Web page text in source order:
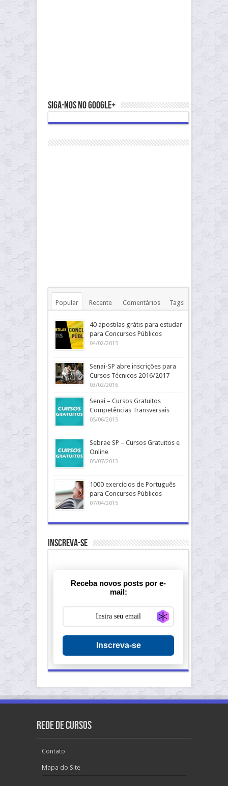
Siga-nos no Google+
Popular Recente Comentários Tags
40 apostilas grátis para estudar
para Concursos Públicos
04/02/2015
Senai-SP abre inscrições para
Cursos Técnicos 2016/2017
03/02/2016
Senai – Cursos Gratuitos
Competências Transversais
05/06/2015
Sebrae SP – Cursos Gratuitos e
Online
05/07/2013
1000 exercícios de Português
para Concursos Públicos
07/04/2015
Inscreva-se
Receba novos posts por e-
mail:
Generate new
Inscreva-se
Rede de Cursos
Contato
Mapa do Site